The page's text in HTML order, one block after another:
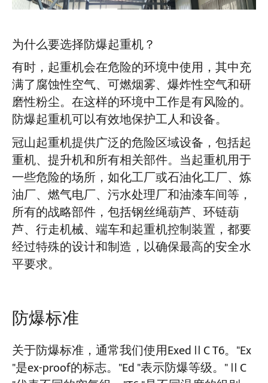
新闻中心
应用
联系我们
为什么要选择防爆起重机？
有时，起重机会在危险的环境中使用，其中充
满了腐蚀性空气、可燃烟雾、爆炸性空气和研
磨性粉尘。在这样的环境中工作是有风险的。
防爆起重机可以有效地保护工人和设备。
冠山起重机提供广泛的危险区域设备，包括起
重机、提升机和所有相关部件。当起重机用于
一些危险的场所，如化工厂或石油化工厂、炼
油厂、燃气电厂、污水处理厂和油漆车间等，
所有的战略部件，包括钢丝绳葫芦、环链葫
芦、行走机械、端车和起重机控制装置，都要
经过特殊的设计和制造，以确保最高的安全水
平要求。
防爆标准
关于防爆标准，通常我们使用ExedⅡC T6。"Ex
"是ex-proof的标志。"Ed "表示防爆等级。"ⅡC